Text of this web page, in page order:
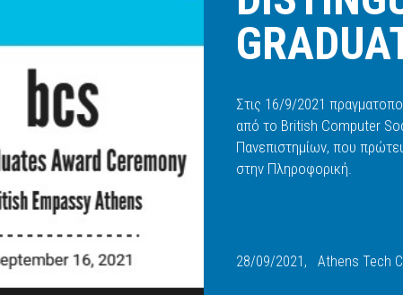
Στις 16/9/2021
από το British Computer
Πανεπιστημίων, που
στην Πληροφορική.
28/09/2021, Athens Tech
Διεύθυνση:
Σοφίας Σλήμαν 3,